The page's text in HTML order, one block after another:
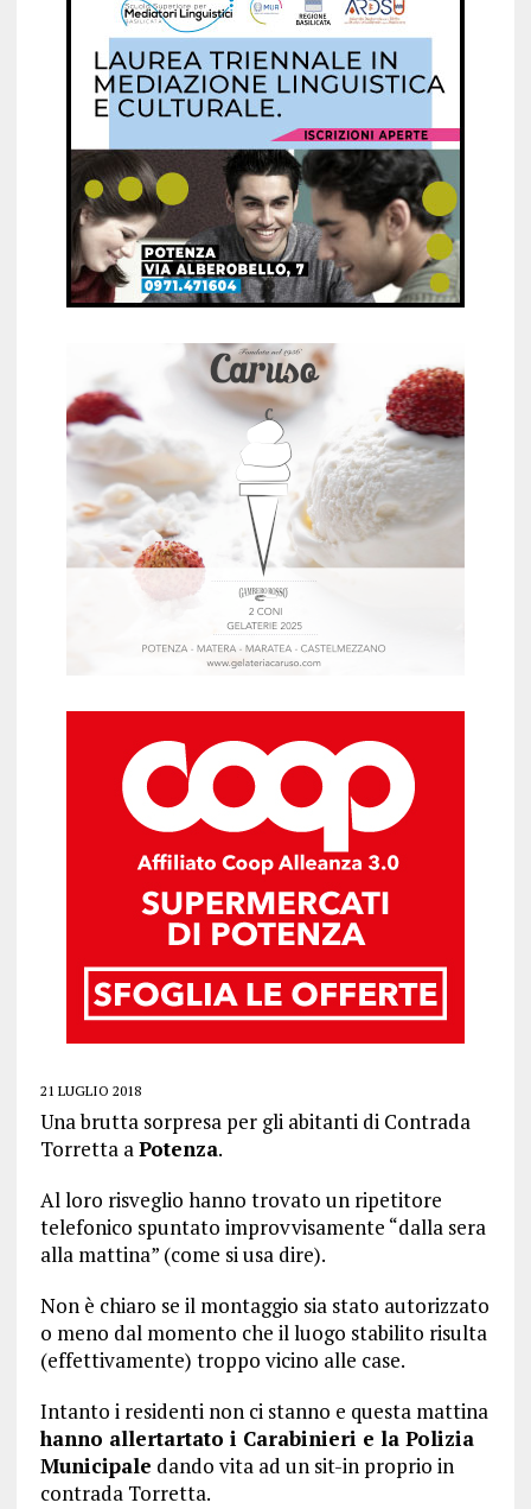
21 LUGLIO 2018
Una brutta sorpresa per gli abitanti di Contrada
Torretta aPotenza.
Al loro risveglio hanno trovato un ripetitore
telefonico spuntato improvvisamente “dalla sera
alla mattina” (come si usa dire).
Non è chiaro se il montaggio sia stato autorizzato
o meno dal momento che il luogo stabilito risulta
(effettivamente) troppo vicino alle case.
Intanto i residenti non ci stanno e questa mattina
hanno allertartato i Carabinieri e la Polizia
Municipale dando vita ad un sit-in proprio in
contrada Torretta.